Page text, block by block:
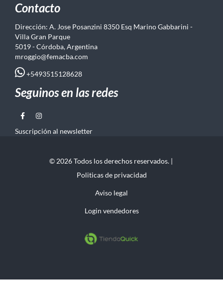
Contacto
Dirección: A. Jose Posanzini 8350 Esq Marino Gabbarini -
Villa Gran Parque
5019 - Córdoba, Argentina
mroggio@femacba.com
+5493515128628
Seguinos en las redes
Suscripción al newsletter
© 2026 Todos los derechos reservados. |
Politicas de privacidad
Aviso legal
Login vendedores